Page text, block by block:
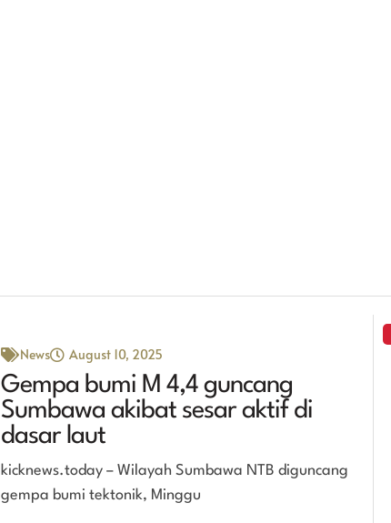
News August 10, 2025
Gempa bumi M 4,4 guncang
Sumbawa akibat sesar aktif di
dasar laut
kicknews.today – Wilayah Sumbawa NTB diguncang
gempa bumi tektonik, Minggu